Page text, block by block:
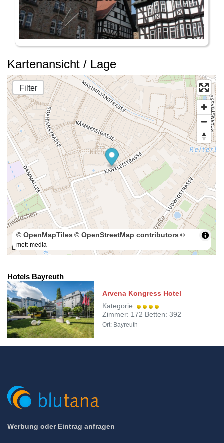
Kartenansicht / Lage
Filter
100 m
© OpenMapTiles © OpenStreetMap contributors ©
mett-media
Hotels Bayreuth
Arvena Kongress Hotel
Kategorie:
Zimmer: 172 Betten: 392
Ort: Bayreuth
Werbung oder Eintrag anfragen